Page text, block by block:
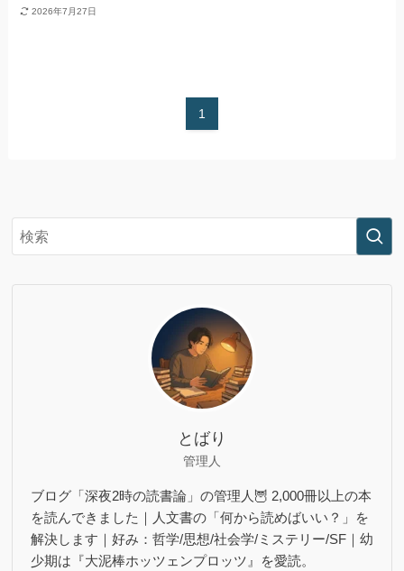
2026年7月27日
1
とばり
管理人
ブログ「深夜2時の読書論」の管理人🦉 2,000冊以上の本
を読んできました｜人文書の「何から読めばいい？」を
解決します｜好み：哲学/思想/社会学/ミステリー/SF｜幼
少期は『大泥棒ホッツェンプロッツ』を愛読。